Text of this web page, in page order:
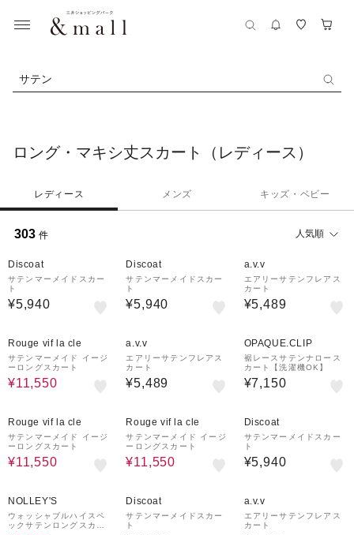
サテン
ロング・マキシ丈スカート（レディース）
レディース メンズ キッズ・ベビー
303 件 人気順
Discoat
サテンマーメイドスカー
ト
¥5,940
Discoat
サテンマーメイドスカー
ト
¥5,940
a.v.v
エアリーサテンフレアス
カート
¥5,489
Rouge vif la cle
サテンマーメイド イージ
ーロングスカート
¥11,550
a.v.v
エアリーサテンフレアス
カート
¥5,489
OPAQUE.CLIP
裾レースサテンナロース
カート【洗濯機OK】
¥7,150
Rouge vif la cle
サテンマーメイド イージ
ーロングスカート
¥11,550
Rouge vif la cle
サテンマーメイド イージ
ーロングスカート
¥11,550
Discoat
サテンマーメイドスカー
ト
¥5,940
NOLLEY'S
ウォッシャブルハイスペ
ックサテンロングスカー
Discoat
サテンマーメイドスカー
ト
a.v.v
エアリーサテンフレアス
カート